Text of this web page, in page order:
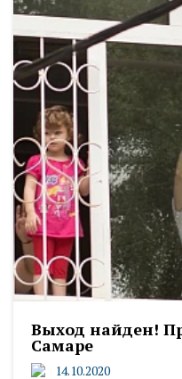
Выход найден!
Самаре
14.10.2020